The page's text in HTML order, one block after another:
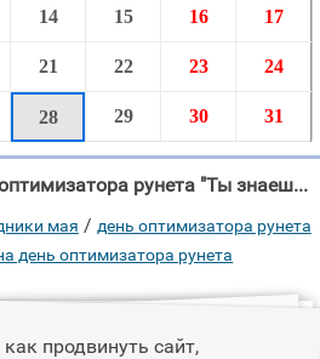
14 15 16 17
21 22 23 24
28 29 30 31
Поздравления на день оптимизатора рунета "Ты знаешь, как продвинуть сайт, Чтоб он вошел в десятку, И сколько нужно"
мая / день оптимизатора рунета
день оптимизатора рунета
продвинуть сайт,